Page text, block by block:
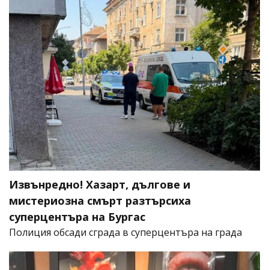
Извънредно! Хазарт, дългове и
мистериозна смърт разтърсиха
суперцентъра на Бургас
Полиция обсади сграда в суперцентъра на града